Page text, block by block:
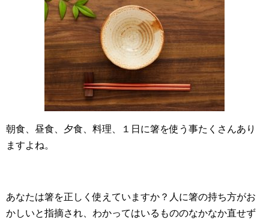
朝食、昼食、夕食、料理、１日に箸を使う事たくさんあり
ますよね。
あなたは箸を正しく使えていますか？人に箸の持ち方がお
かしいと指摘され、わかってはいるもののなかなか直せず